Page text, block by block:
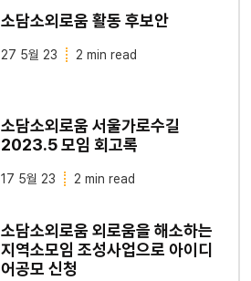
소담소외로움 활동 후보안
27 5월 23 2 min read
소담소외로움 서울가로수길
2023.5 모임 회고록
17 5월 23 2 min read
소담소외로움 외로움을 해소하는
지역소모임 조성사업으로 아이디
어공모 신청